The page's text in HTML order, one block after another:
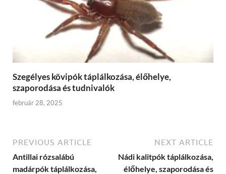
Szegélyes kövipók táplálkozása, élőhelye,
szaporodása és tudnivalók
február 28, 2025
PREVIOUS ARTICLE
Antillai rózsalábú
madárpók táplálkozása,
NEXT ARTICLE
Nádi kalitpók táplálkozása,
élőhelye, szaporodása és